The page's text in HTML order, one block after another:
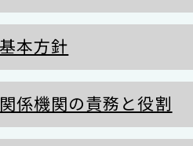
本方針
係機関の責務と役割